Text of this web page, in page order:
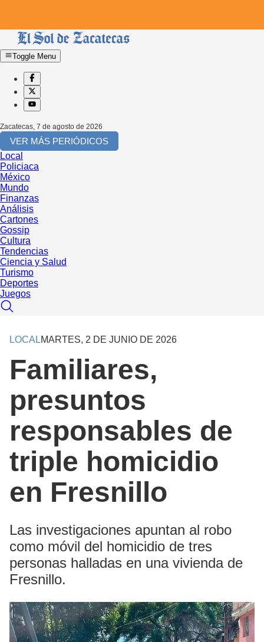
Toggle Menu
Zacatecas, 7 de agosto de 2026
VER MÁS PERIÓDICOS
Local
Policiaca
México
Mundo
Finanzas
Análisis
Cartones
Gossip
Cultura
Tendencias
Ciencia y Salud
Turismo
Deportes
Juegos
LOCALMARTES, 2 DE JUNIO DE 2026
Familiares,
presuntos
responsables de
triple homicidio
en Fresnillo
Las investigaciones apuntan al robo
como móvil del homicidio de tres
personas halladas en una vivienda de
Fresnillo.